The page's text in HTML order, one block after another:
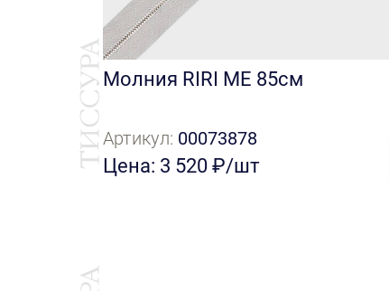
Молния RIRI ME 85см
Артикул: 00073878
Цена: 3 520 ₽/шт